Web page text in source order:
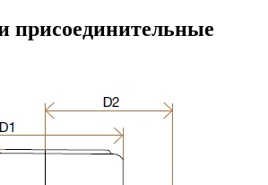
присоединительные